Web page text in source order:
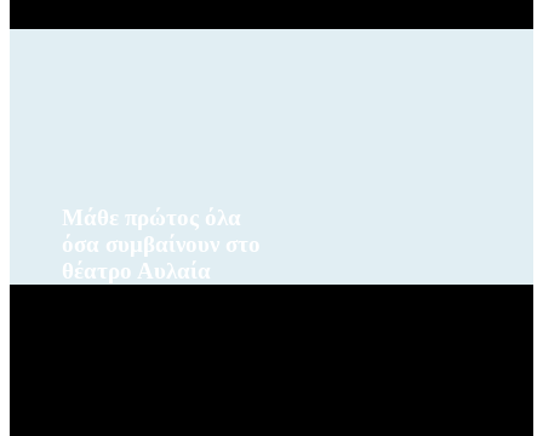
Μάθε πρώτος όλα
όσα συμβαίνουν στο
θέατρο Αυλαία